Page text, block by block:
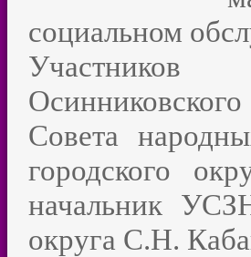
социальном
Участников
Совета
городского
начальник
округа С.Н.